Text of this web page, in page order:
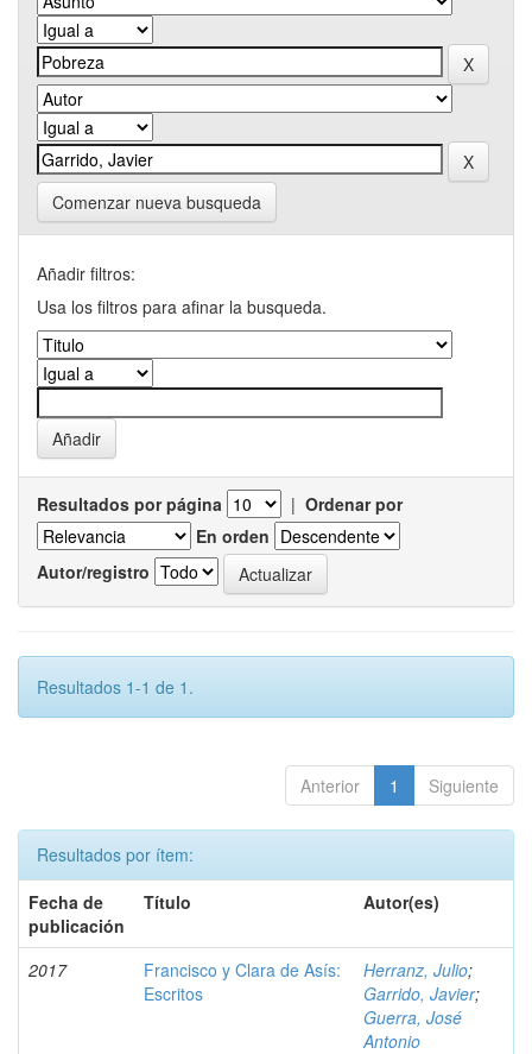
Comenzar nueva busqueda
Añadir filtros:
Usa los filtros para afinar la busqueda.
Resultados por página | Ordenar por
En orden
Autor/registro
Resultados 1-1 de 1.
Anterior 1 Siguiente
Resultados por ítem:
Fecha de
publicación
Título Autor(es)
2017
Francisco y Clara de Asís:
Escritos
Herranz, Julio;
Garrido, Javier;
Guerra, José
Antonio